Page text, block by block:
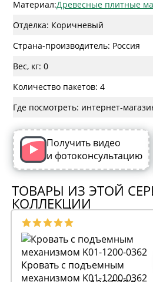
Материал:Древесные плитные
Отделка: Коричневый
Страна-производитель: Россия
Вес, кг: 0
Количество пакетов: 4
Где посмотреть: интернет-
Получить видео
и фотоконсультацию
ТОВАРЫ ИЗ ЭТОЙ
КОЛЛЕКЦИИ
Кровать с подъемным
механизмом K01-1200-0362